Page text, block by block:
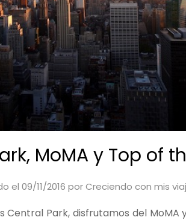
MoMA y Top of
el09/11/2016 porCreciendo con mis
Park, disfrutamos del MoMA